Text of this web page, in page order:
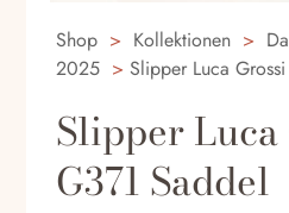
Shop > Kollektionen >
2025 > Slipper Luca
Slipper Luca
G371 Saddel